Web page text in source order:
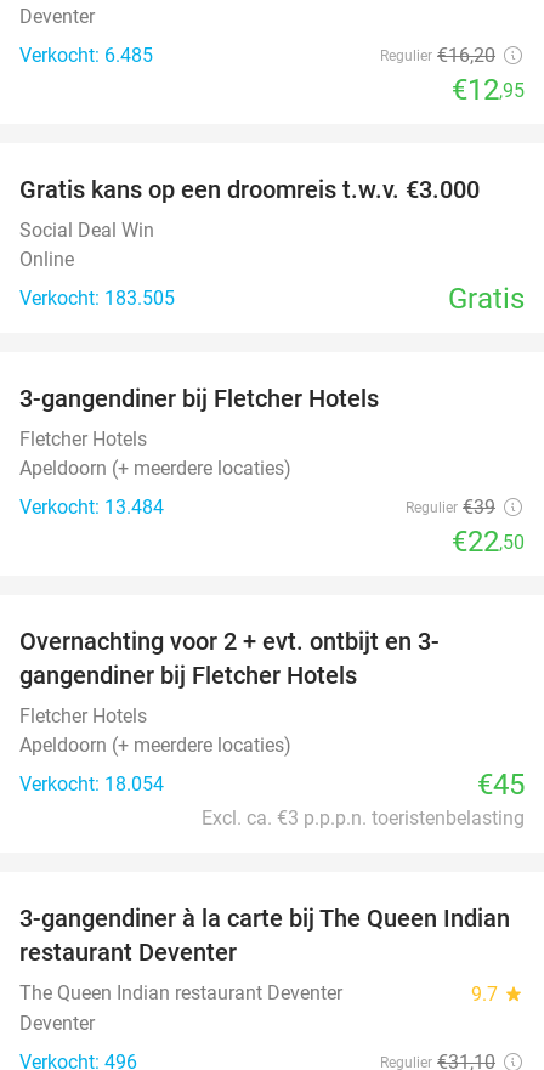
Deventer
Verkocht: 6.485
Regulier €16,20
€12,95
Gratis kans op een droomreis t.w.v. €3.000
Social Deal Win
Online
Verkocht: 183.505
Gratis
3-gangendiner bij Fletcher Hotels
Fletcher Hotels
Apeldoorn (+ meerdere locaties)
Verkocht: 13.484
Regulier €39
€22,50
Overnachting voor 2 + evt. ontbijt en 3-
gangendiner bij Fletcher Hotels
Fletcher Hotels
Apeldoorn (+ meerdere locaties)
Verkocht: 18.054
€45
Excl. ca. €3 p.p.p.n. toeristenbelasting
28%
3-gangendiner à la carte bij The Queen Indian
restaurant Deventer
The Queen Indian restaurant Deventer 9.7 star
Deventer
Verkocht: 496
Regulier €31,10